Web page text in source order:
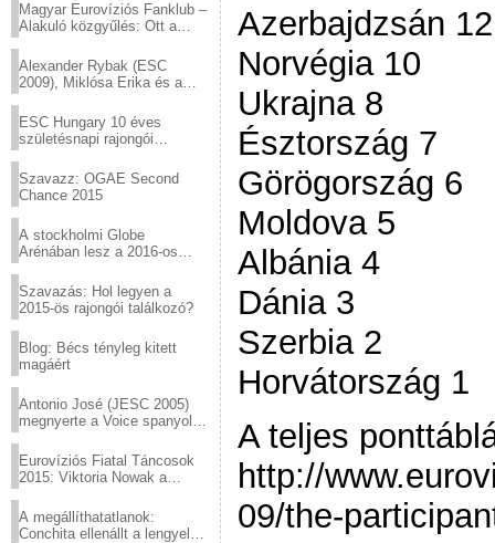
Magyar Eurovíziós Fanklub –
Alakuló közgyűlés: Ott a
Alexander Rybak (ESC
2009), Miklósa Erika és a
sztárjai a Margitszigeten
ESC Hungary 10 éves
születésnapi rajongói
Szavazz: OGAE Second
Chance 2015
A stockholmi Globe
Arénában lesz a 2016-os
Szavazás: Hol legyen a
2015-ös rajongói találkozó?
Blog: Bécs tényleg kitett
magáért
Antonio José (JESC 2005)
megnyerte a Voice spanyol
Eurovíziós Fiatal Táncosok
2015: Viktoria Nowak a
A megállíthatatlanok:
Conchita ellenállt a lengyel
Azerbajdzsán 12
Norvégia 10
Ukrajna 8
Észtország 7
Görögország 6
Moldova 5
Albánia 4
Dánia 3
Szerbia 2
Horvátország 1
A teljes
http://
09/the-